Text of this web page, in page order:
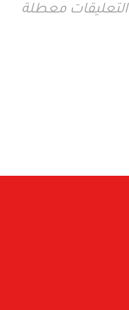
التعليقات معطلة